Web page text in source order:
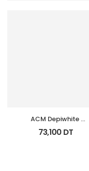
ACM Depiwhite
Advanced Creme
Depigmentant Tb 40Ml
73,100 DT